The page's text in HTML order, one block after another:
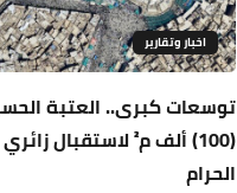
اخبار وتقارير
توسعات كبرى.. العتبة
(100) ألف م²
الحرام